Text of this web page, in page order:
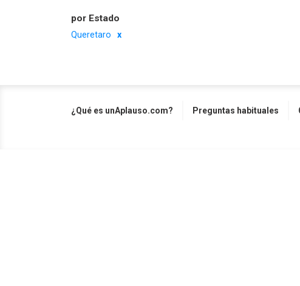
por Estado
Queretaro
¿Qué es unAplauso.com? Preguntas habituales